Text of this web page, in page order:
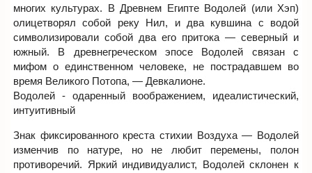
многих культурах. В Древнем Египте Водолей (или Хэп)
олицетворял собой реку Нил, и два кувшина с водой
символизировали собой два его притока — северный и
южный. В древнегреческом эпосе Водолей связан с
мифом о единственном человеке, не пострадавшем во
время Великого Потопа, — Девкалионе.
Водолей - одаренный воображением, идеалистический,
интуитивный
Знак фиксированного креста стихии Воздуха — Водолей
изменчив по натуре, но не любит перемены, полон
противоречий. Яркий индивидуалист, Водолей склонен к